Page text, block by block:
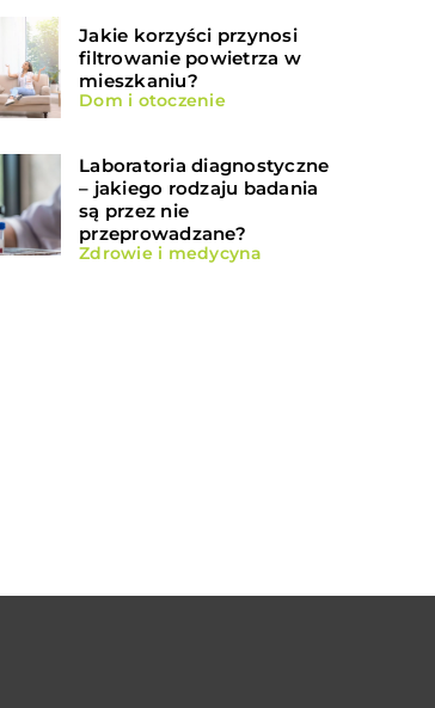
Jakie korzyści przynosi
filtrowanie powietrza w
mieszkaniu?
Dom i otoczenie
Laboratoria diagnostyczne
– jakiego rodzaju badania
są przez nie
przeprowadzane?
Zdrowie i medycyna